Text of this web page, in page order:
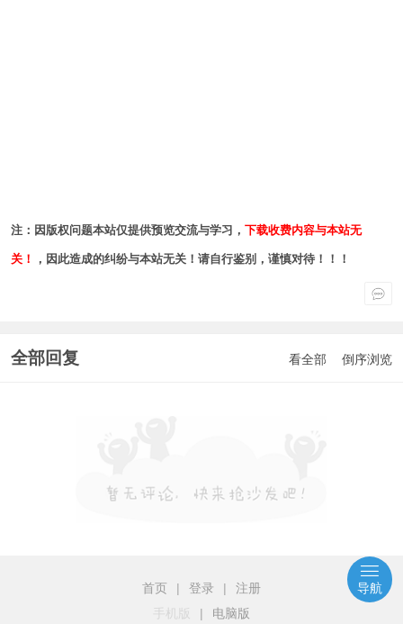
注：因版权问题本站仅提供预览交流与学习， 下载收费内容与本站无
关！ ，因此造成的纠纷与本站无关！请自行鉴别，谨慎对待！！！
全部回复 看全部 倒序浏览
首页 | 登录 |
注册
手机版
| 电脑版
导航